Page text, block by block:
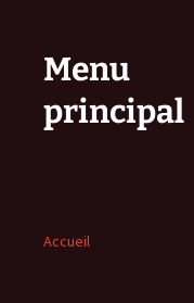
Menu
principal
Accueil